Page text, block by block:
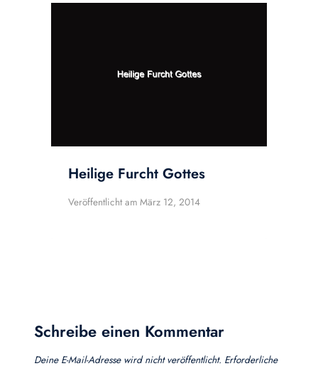
Heilige Furcht Gottes
Veröffentlicht am März 12, 2014
Schreibe einen Kommentar
Deine E-Mail-Adresse wird nicht veröffentlicht. Erforderliche